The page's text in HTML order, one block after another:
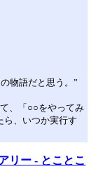
物語だと思う。”
、「○○をやってみ
ら、いつか実行す
リー - とことこ